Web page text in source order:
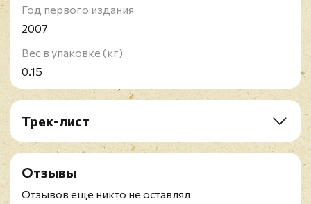
Год первого издания
2007
Вес в упаковке (кг)
0.15
Трек-лист
1. Hyperpower!
2. The Beginning Of The End
3. Survivalism
4. The Good Soldier
Отзывы
Отзывов еще никто не оставлял